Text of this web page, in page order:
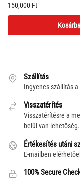
150,000 Ft
Szállítás
Ingyenes szállítás
Visszatérítés
Visszatérítésre a
belül van lehetőség.
Értékesítés utáni
E-mailben
100% Secure